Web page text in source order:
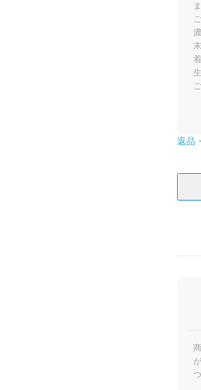
返品